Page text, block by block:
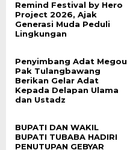
Remind Festival by Hero
Project 2026, Ajak
Generasi Muda Peduli
Lingkungan
Penyimbang Adat Megou
Pak Tulangbawang
Berikan Gelar Adat
Kepada Delapan Ulama
dan Ustadz
BUPATI DAN WAKIL
BUPATI TUBABA HADIRI
PENUTUPAN GEBYAR